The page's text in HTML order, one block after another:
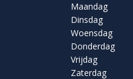
Maandag
Dinsdag
Woensdag
Donderdag
Vrijdag
Zaterdag